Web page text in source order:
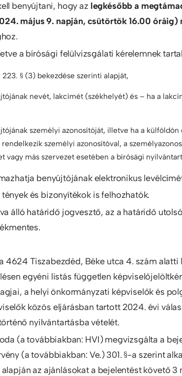
benyújtani, hogy az legkésőbb a
május 9. napján, csütörtök 16.00 óráig)
a bírósági felülvizsgálati kérelemnek
§ (3) bekezdése szerinti alapját,
nevét, lakcímét (székhelyét) és – ha a
személyi azonosítóját, illetve ha a
személyi azonosítóval, a
vagy más szervezet esetében a bírósági
benyújtójának elektronikus
és bizonyítékok is felhozhatók.
álló határidő jogvesztő, az a határidő
4624 Tiszabezdéd, Béke utca 4. szám
egyéni listás független
a helyi önkormányzati képviselők és
közös eljárásban tartott 2024. évi
nyilvántartásba vételét.
(a továbbiakban: HVI) megvizsgálta a
(a továbbiakban: Ve.) 301. §-a szerint
alapján az ajánlásokat a bejelentést követő